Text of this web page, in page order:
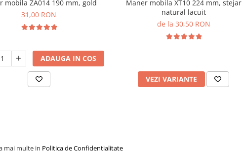
mobila ZA014 190 mm, gold
31,00 RON
ADAUGA IN COS
Maner mobila XT10 224 mm, stejar
natural lacuit
de la 30,50 RON
VEZI VARIANTE
mai multe in Politica de Confidentialitate